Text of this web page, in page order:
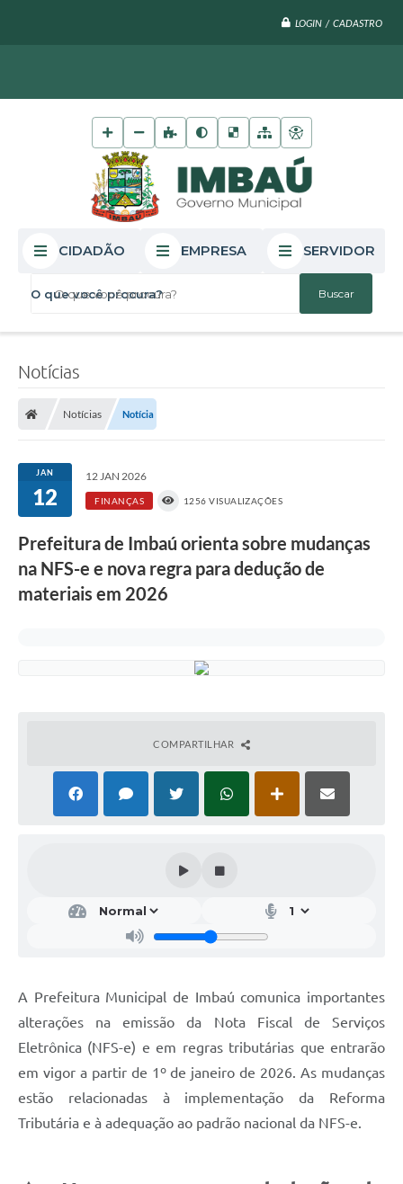
LOGIN / CADASTRO
O que você procura?
CIDADÃO EMPRESA SERVIDOR
Notícias
Notícias Notícia
JAN
12
12 JAN 2026
FINANÇAS 1256 VISUALIZAÇÕES
Prefeitura de Imbaú orienta sobre mudanças
na NFS-e e nova regra para dedução de
materiais em 2026
COMPARTILHAR
A Prefeitura Municipal de Imbaú comunica importantes
alterações na emissão da Nota Fiscal de Serviços
Eletrônica (NFS-e) e em regras tributárias que entrarão
em vigor a partir de 1º de janeiro de 2026. As mudanças
estão relacionadas à implementação da Reforma
Tributária e à adequação ao padrão nacional da NFS-e.